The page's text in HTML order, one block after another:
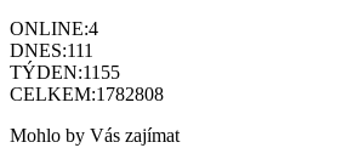
ONLINE:4
DNES:111
TÝDEN:1155
CELKEM:1782808
Mohlo by Vás zajímat